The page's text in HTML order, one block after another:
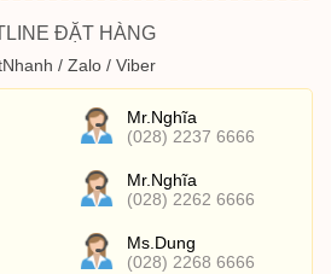
ĐẶT HÀNG
/ Zalo / Viber
Mr.Nghĩa
(028) 2237 6666
Mr.Nghĩa
(028) 2262 6666
Ms.Dung
(028) 2268 6666